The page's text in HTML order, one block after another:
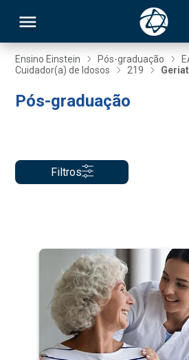
Ensino Einstein Pós-graduação
Cuidador(a) de Idosos
219
Pós-graduação
Filtros